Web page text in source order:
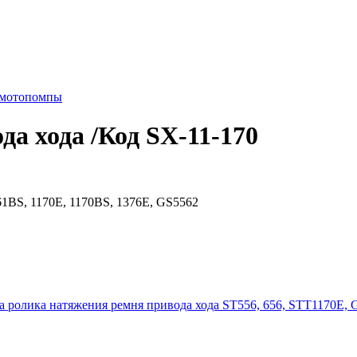
хода /Код SX-11-170
1170E, 1170BS, 1376E, GS5562
натяжения ремня привода хода ST556, 656, STT1170E,